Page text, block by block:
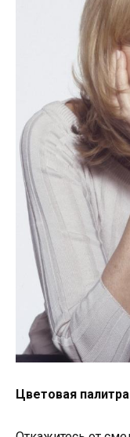
Цветовая палитра